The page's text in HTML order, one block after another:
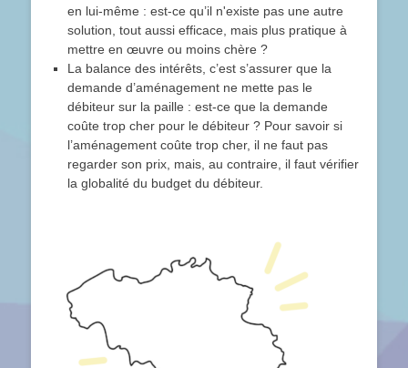
en lui-même : est-ce qu’il n'existe pas une autre
solution, tout aussi efficace, mais plus pratique à
mettre en œuvre ou moins chère ?
La balance des intérêts, c’est s’assurer que la
demande d’aménagement ne mette pas le
débiteur sur la paille : est-ce que la demande
coûte trop cher pour le débiteur ? Pour savoir si
l’aménagement coûte trop cher, il ne faut pas
regarder son prix, mais, au contraire, il faut vérifier
la globalité du budget du débiteur.